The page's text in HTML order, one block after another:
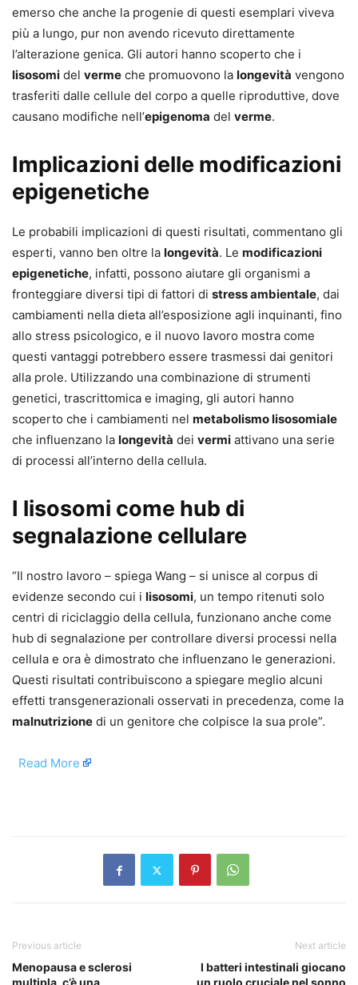
emerso che anche la progenie di questi esemplari viveva
più a lungo, pur non avendo ricevuto direttamente
l’alterazione genica. Gli autori hanno scoperto che i
lisosomi del verme che promuovono la longevità vengono
trasferiti dalle cellule del corpo a quelle riproduttive, dove
causano modifiche nell’epigenoma del verme.
Implicazioni delle modificazioni
epigenetiche
Le probabili implicazioni di questi risultati, commentano gli
esperti, vanno ben oltre la longevità. Le modificazioni
epigenetiche, infatti, possono aiutare gli organismi a
fronteggiare diversi tipi di fattori di stress ambientale, dai
cambiamenti nella dieta all’esposizione agli inquinanti, fino
allo stress psicologico, e il nuovo lavoro mostra come
questi vantaggi potrebbero essere trasmessi dai genitori
alla prole. Utilizzando una combinazione di strumenti
genetici, trascrittomica e imaging, gli autori hanno
scoperto che i cambiamenti nel metabolismo lisosomiale
che influenzano la longevità dei vermi attivano una serie
di processi all’interno della cellula.
I lisosomi come hub di
segnalazione cellulare
“Il nostro lavoro – spiega Wang – si unisce al corpus di
evidenze secondo cui i lisosomi, un tempo ritenuti solo
centri di riciclaggio della cellula, funzionano anche come
hub di segnalazione per controllare diversi processi nella
cellula e ora è dimostrato che influenzano le generazioni.
Questi risultati contribuiscono a spiegare meglio alcuni
effetti transgenerazionali osservati in precedenza, come la
malnutrizione di un genitore che colpisce la sua prole”.
Read More
Previous article
Menopausa e sclerosi
multipla, c’è una
Next article
I batteri intestinali giocano
un ruolo cruciale nel sonno